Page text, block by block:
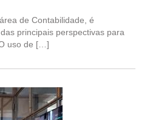
de Contabilidade, é
principais perspectivas para
uso de […]